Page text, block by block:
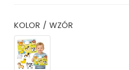
KOLOR / WZÓR